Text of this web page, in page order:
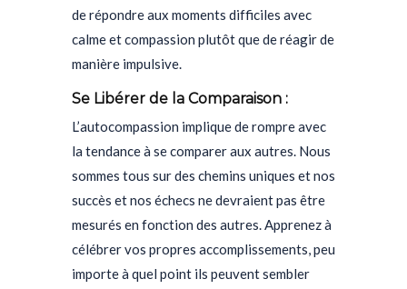
de répondre aux moments difficiles avec
calme et compassion plutôt que de réagir de
manière impulsive.
Se Libérer de la Comparaison :
L’autocompassion implique de rompre avec
la tendance à se comparer aux autres. Nous
sommes tous sur des chemins uniques et nos
succès et nos échecs ne devraient pas être
mesurés en fonction des autres. Apprenez à
célébrer vos propres accomplissements, peu
importe à quel point ils peuvent sembler